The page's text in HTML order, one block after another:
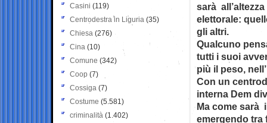
sarà
elettorale:
gli altri.
Qualcuno
tutti i suoi
più il peso,
Con un
interna Dem
Ma come sarà
emergendo tra
Casini (119)
Centrodestra in Liguria (35)
Chiesa (276)
Cina (10)
Comune (342)
Coop (7)
Cossiga (7)
Costume (5.581)
criminalità (1.402)